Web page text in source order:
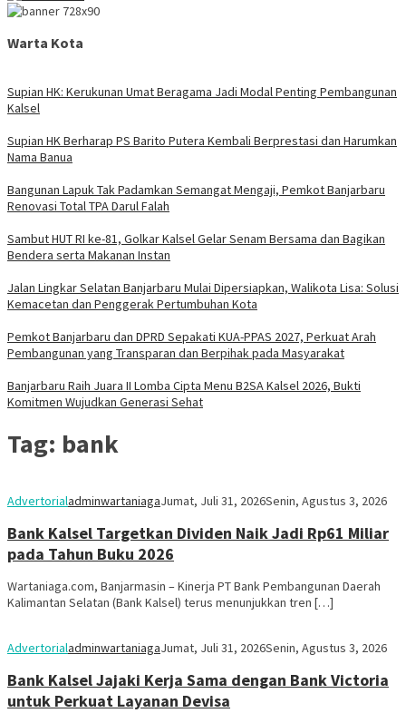
Warta Kota
Supian HK: Kerukunan Umat Beragama Jadi Modal Penting Pembangunan
Kalsel
Supian HK Berharap PS Barito Putera Kembali Berprestasi dan Harumkan
Nama Banua
Bangunan Lapuk Tak Padamkan Semangat Mengaji, Pemkot Banjarbaru
Renovasi Total TPA Darul Falah
Sambut HUT RI ke-81, Golkar Kalsel Gelar Senam Bersama dan Bagikan
Bendera serta Makanan Instan
Jalan Lingkar Selatan Banjarbaru Mulai Dipersiapkan, Walikota Lisa: Solusi
Kemacetan dan Penggerak Pertumbuhan Kota
Pemkot Banjarbaru dan DPRD Sepakati KUA-PPAS 2027, Perkuat Arah
Pembangunan yang Transparan dan Berpihak pada Masyarakat
Banjarbaru Raih Juara II Lomba Cipta Menu B2SA Kalsel 2026, Bukti
Komitmen Wujudkan Generasi Sehat
Tag: bank
AdvertorialadminwartaniagaJumat, Juli 31, 2026Senin, Agustus 3, 2026
Bank Kalsel Targetkan Dividen Naik Jadi Rp61 Miliar
pada Tahun Buku 2026
Wartaniaga.com, Banjarmasin – Kinerja PT Bank Pembangunan Daerah
Kalimantan Selatan (Bank Kalsel) terus menunjukkan tren […]
AdvertorialadminwartaniagaJumat, Juli 31, 2026Senin, Agustus 3, 2026
Bank Kalsel Jajaki Kerja Sama dengan Bank Victoria
untuk Perkuat Layanan Devisa